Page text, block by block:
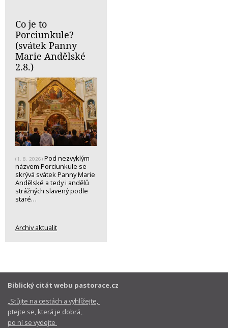
Co je to
Porciunkule?
(svátek Panny
Marie Andělské
2.8.)
(1. 8. 2026) Pod nezvyklým
názvem Porciunkule se
skrývá svátek Panny Marie
Andělské a tedy i andělů
strážných slavený podle
staré…
Archiv aktualit
Biblický citát webu pastorace.cz
„Stůjte na cestách a vyhlížejte,
ptejte se, která je dobrá,
po ní se vydejte